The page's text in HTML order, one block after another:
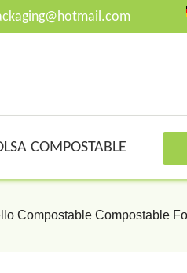
COMPOSTABLE
Compostable Compostable